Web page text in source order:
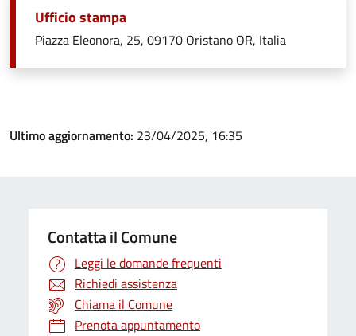
Ufficio stampa
Piazza Eleonora, 25, 09170 Oristano OR, Italia
Ultimo aggiornamento: 23/04/2025, 16:35
Contatta il Comune
Leggi le domande frequenti
Richiedi assistenza
Chiama il Comune
Prenota appuntamento